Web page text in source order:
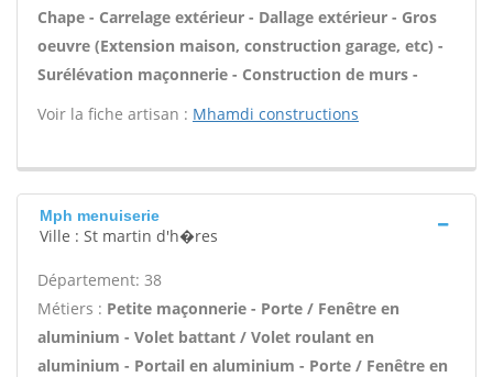
Chape - Carrelage extérieur - Dallage extérieur - Gros
oeuvre (Extension maison, construction garage, etc) -
Surélévation maçonnerie - Construction de murs -
Voir la fiche artisan : Mhamdi constructions
Mph menuiserie
Ville : St martin d'h�res
Département: 38
Métiers : Petite maçonnerie - Porte / Fenêtre en
aluminium - Volet battant / Volet roulant en
aluminium - Portail en aluminium - Porte / Fenêtre en